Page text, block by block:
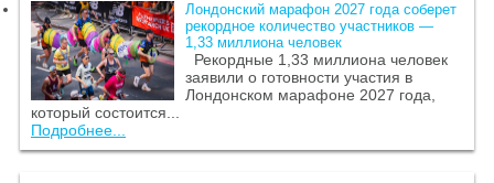
Лондонский марафон 2027 года соберет
рекордное количество участников —
1,33 миллиона человек
Рекордные 1,33 миллиона человек
заявили о готовности участия в
Лондонском марафоне 2027 года,
который состоится...
Подробнее...